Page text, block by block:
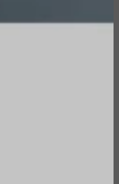
Dep het product op
is opgenomen.
en crème aan.
en' s avonds.
generatie Peptide